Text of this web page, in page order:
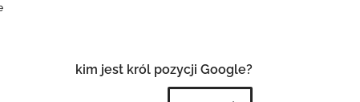
kim jest król pozycji Google?